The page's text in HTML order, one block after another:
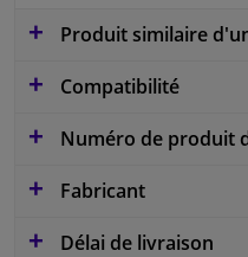
Produit similaire
Compatibilité
Numéro de produit
Fabricant
Délai de livraison